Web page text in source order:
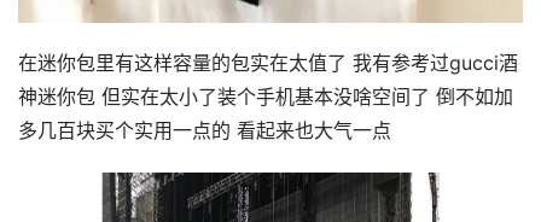
在迷你包里有这样容量的包实在太值了 我有参考过gucci酒
神迷你包 但实在太小了装个手机基本没啥空间了 倒不如加
多几百块买个实用一点的 看起来也大气一点